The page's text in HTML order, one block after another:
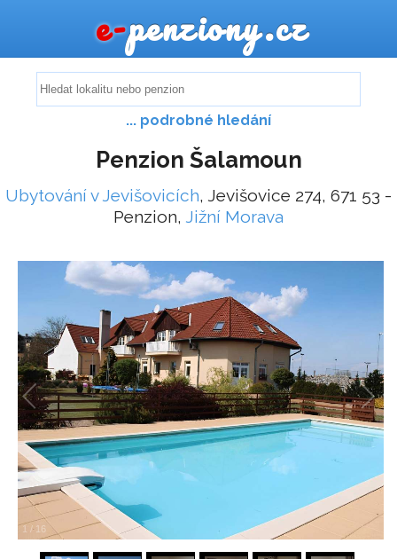
e-penziony.cz
... podrobné hledání
Penzion Šalamoun
Ubytování v Jevišovicích, Jevišovice 274, 671 53 -
Penzion, Jižní Morava
1 / 16